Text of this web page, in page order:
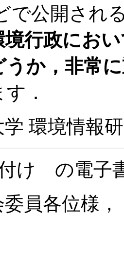
で公開され
境行政にお
うか，非常
．
学 環境情報
け の電子
員各位様，